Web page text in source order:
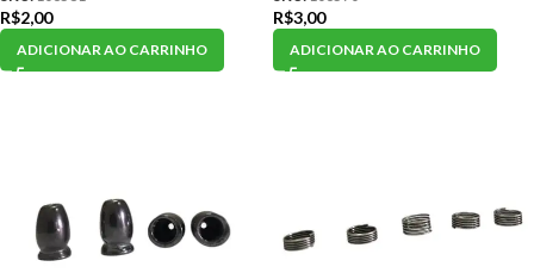
R$2,00
ADICIONAR AO CARRINHO
R$3,00
ADICIONAR AO CARRINHO